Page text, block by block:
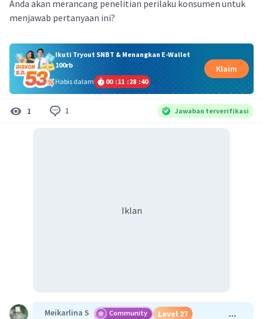
Anda akan merancang penelitian perilaku konsumen untuk
menjawab pertanyaan ini?
Ikuti Tryout SNBT & Menangkan E-Wallet
100rb
Habis dalam
00 :11 :28 :40
Klaim
1 1 Jawaban terverifikasi
Iklan
Meikarlina S Community Level 27